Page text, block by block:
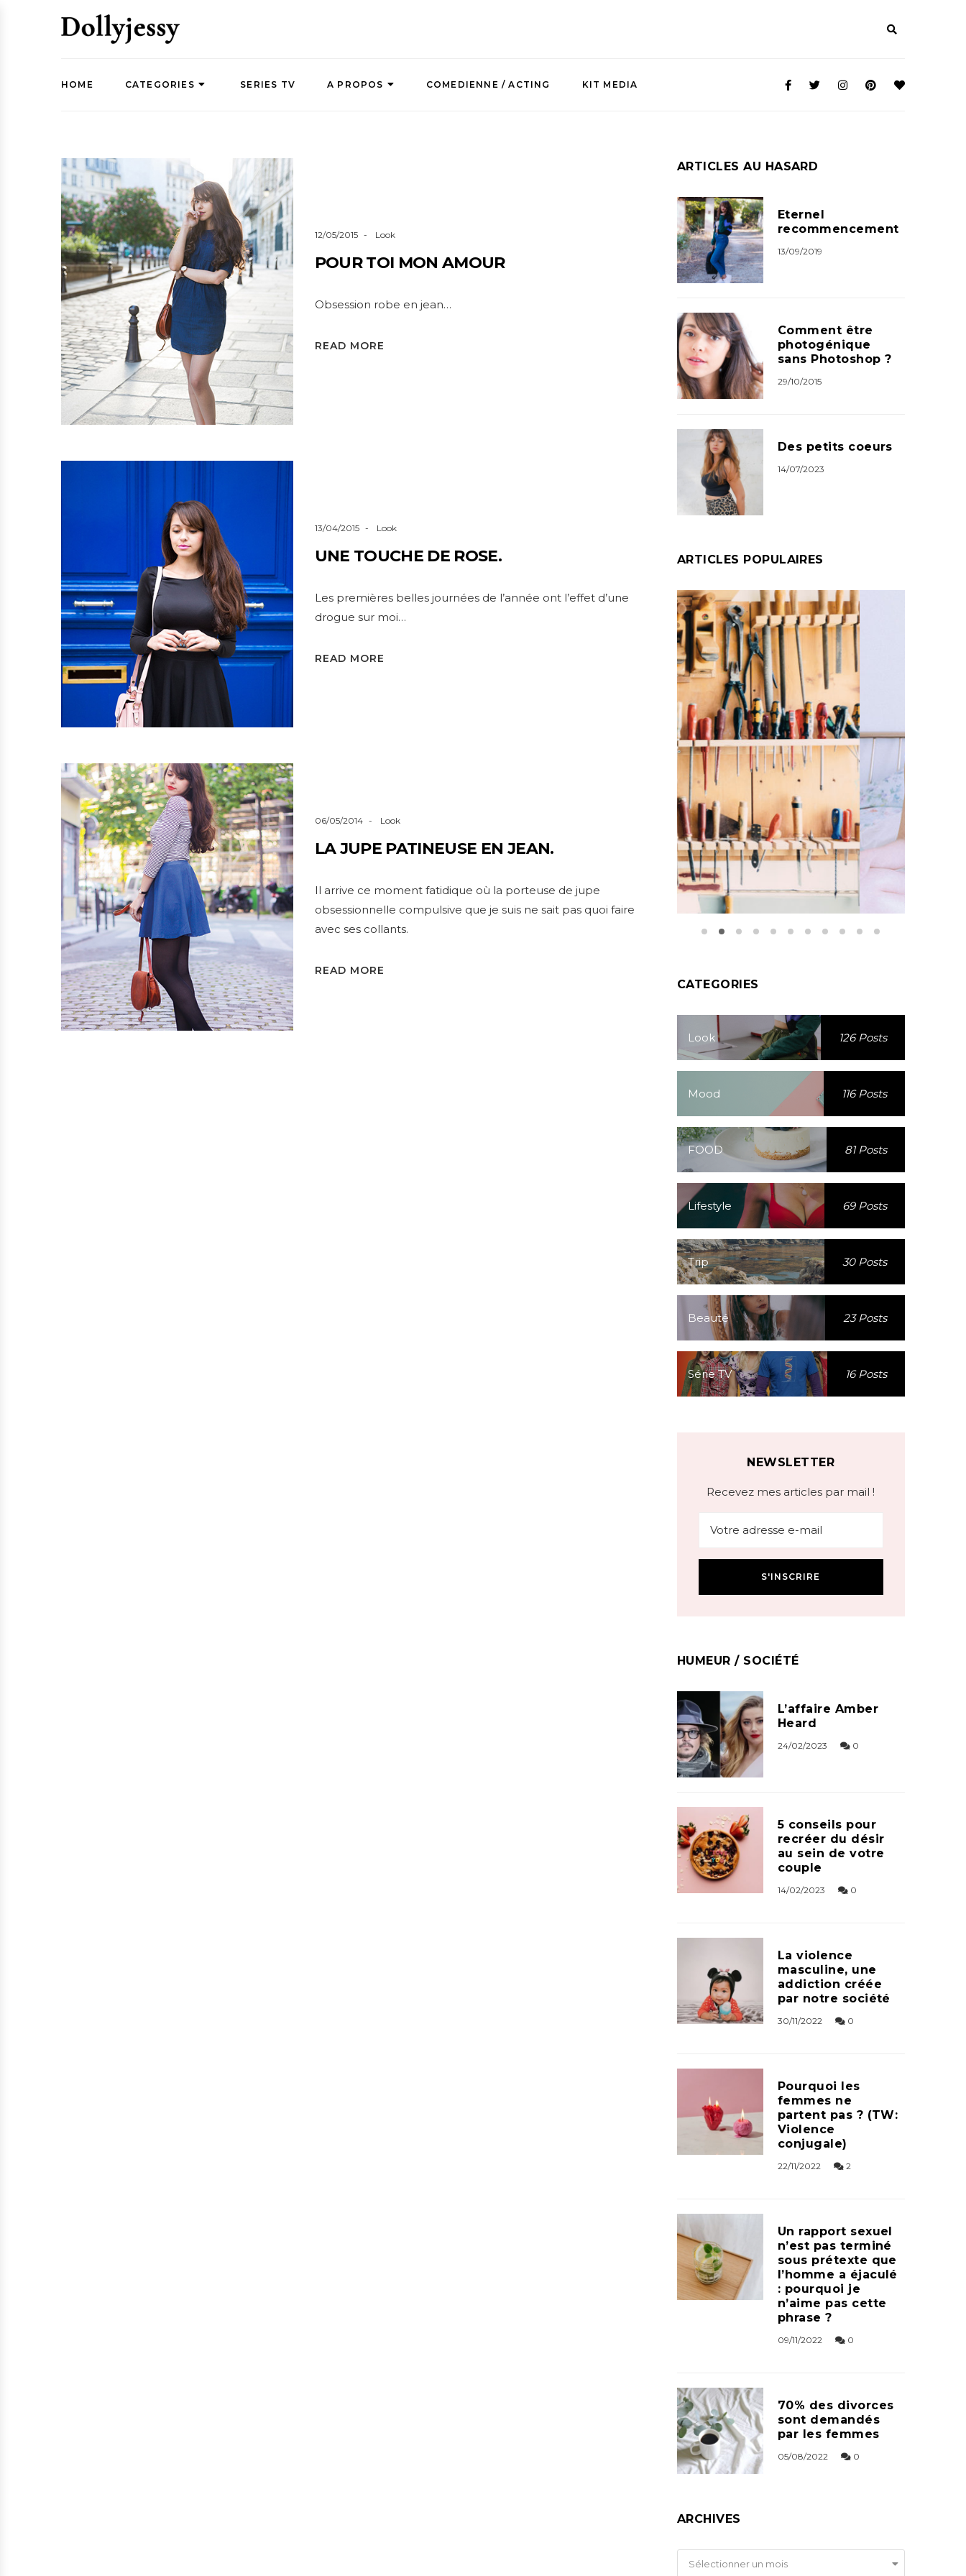
HOME CATEGORIES SERIES TV A PROPOS COMEDIENNE / ACTING KIT MEDIA
12/05/2015 Look
POUR TOI MON AMOUR
Obsession robe en jean…
READ MORE
13/04/2015 Look
UNE TOUCHE DE ROSE.
Les premières belles journées de l’année ont l’effet d’une
drogue sur moi…
READ MORE
06/05/2014 Look
LA JUPE PATINEUSE EN JEAN.
Il arrive ce moment fatidique où la porteuse de jupe
obsessionnelle compulsive que je suis ne sait pas quoi faire
avec ses collants.
READ MORE
ARTICLES AU HASARD
Eternel
recommencement
13/09/2019
Comment être
photogénique
sans Photoshop ?
29/10/2015
Des petits coeurs
14/07/2023
ARTICLES POPULAIRES
CATEGORIES
Look 126 Posts
Mood 116 Posts
FOOD 81 Posts
Lifestyle 69 Posts
Trip 30 Posts
Beauté 23 Posts
Série TV 16 Posts
NEWSLETTER
Recevez mes articles par mail !
HUMEUR / SOCIÉTÉ
L’affaire Amber
Heard
24/02/2023 0
5 conseils pour
recréer du désir
au sein de votre
couple
14/02/2023 0
La violence
masculine, une
addiction créée
par notre société
30/11/2022 0
Pourquoi les
femmes ne
partent pas ? (TW:
Violence
conjugale)
22/11/2022 2
Un rapport sexuel
n’est pas terminé
sous prétexte que
l’homme a éjaculé
: pourquoi je
n’aime pas cette
phrase ?
09/11/2022 0
70% des divorces
sont demandés
par les femmes
05/08/2022 0
ARCHIVES
Archives
Sélectionner un mois